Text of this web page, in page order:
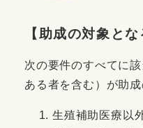
【助成の対象とな
次の要件のすべてに
ある者を含む）が助
生殖補助医療以